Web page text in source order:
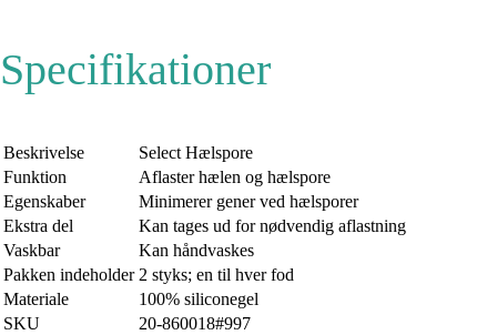
Specifikationer
Beskrivelse
Select Hælspore
Funktion
Aflaster hælen og hælspore
Egenskaber
Minimerer gener ved hælsporer
Ekstra del
Kan tages ud for nødvendig aflastning
Vaskbar
Kan håndvaskes
Pakken indeholder 2 styks; en til hver fod
Materiale
100% siliconegel
SKU
20-860018#997